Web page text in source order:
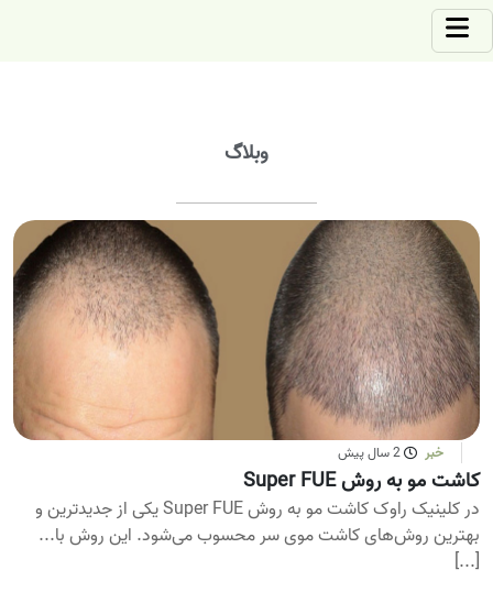
وبلاگ
خبر 2 سال پیش
کاشت مو به روش Super FUE
در کلینیک راوک کاشت مو به روش Super FUE یکی از جدیدترین و
بهترین روش‌های کاشت موی سر محسوب می‌شود. این روش با...
[...]